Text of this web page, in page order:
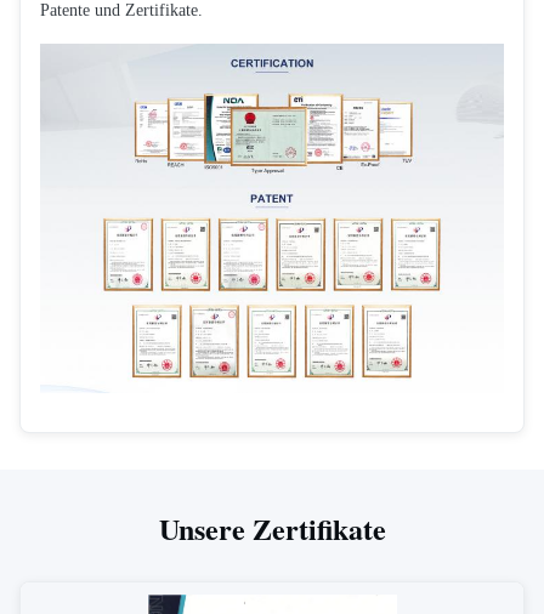
Patente und Zertifikate.
Unsere Zertifikate